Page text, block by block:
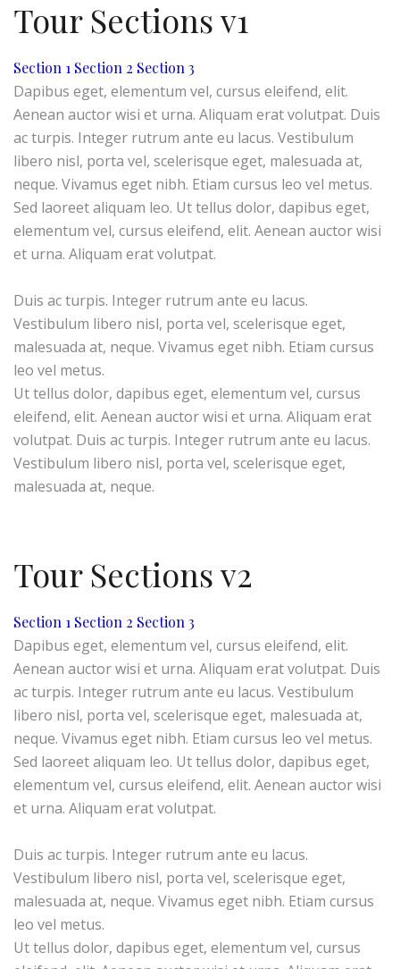
Tour Sections v1
Section 1 Section 2 Section 3
Dapibus eget, elementum vel, cursus eleifend, elit.
Aenean auctor wisi et urna. Aliquam erat volutpat. Duis
ac turpis. Integer rutrum ante eu lacus. Vestibulum
libero nisl, porta vel, scelerisque eget, malesuada at,
neque. Vivamus eget nibh. Etiam cursus leo vel metus.
Sed laoreet aliquam leo. Ut tellus dolor, dapibus eget,
elementum vel, cursus eleifend, elit. Aenean auctor wisi
et urna. Aliquam erat volutpat.
Duis ac turpis. Integer rutrum ante eu lacus.
Vestibulum libero nisl, porta vel, scelerisque eget,
malesuada at, neque. Vivamus eget nibh. Etiam cursus
leo vel metus.
Ut tellus dolor, dapibus eget, elementum vel, cursus
eleifend, elit. Aenean auctor wisi et urna. Aliquam erat
volutpat. Duis ac turpis. Integer rutrum ante eu lacus.
Vestibulum libero nisl, porta vel, scelerisque eget,
malesuada at, neque.
Tour Sections v2
Section 1 Section 2 Section 3
Dapibus eget, elementum vel, cursus eleifend, elit.
Aenean auctor wisi et urna. Aliquam erat volutpat. Duis
ac turpis. Integer rutrum ante eu lacus. Vestibulum
libero nisl, porta vel, scelerisque eget, malesuada at,
neque. Vivamus eget nibh. Etiam cursus leo vel metus.
Sed laoreet aliquam leo. Ut tellus dolor, dapibus eget,
elementum vel, cursus eleifend, elit. Aenean auctor wisi
et urna. Aliquam erat volutpat.
Duis ac turpis. Integer rutrum ante eu lacus.
Vestibulum libero nisl, porta vel, scelerisque eget,
malesuada at, neque. Vivamus eget nibh. Etiam cursus
leo vel metus.
Ut tellus dolor, dapibus eget, elementum vel, cursus